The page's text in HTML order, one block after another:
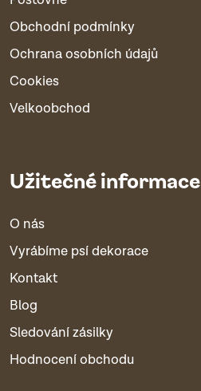
Obchodní podmínky
Ochrana osobních údajů
Cookies
Velkoobchod
Užitečné informace
O nás
Vyrábíme psí dekorace
Kontakt
Blog
Sledování zásilky
Hodnocení obchodu